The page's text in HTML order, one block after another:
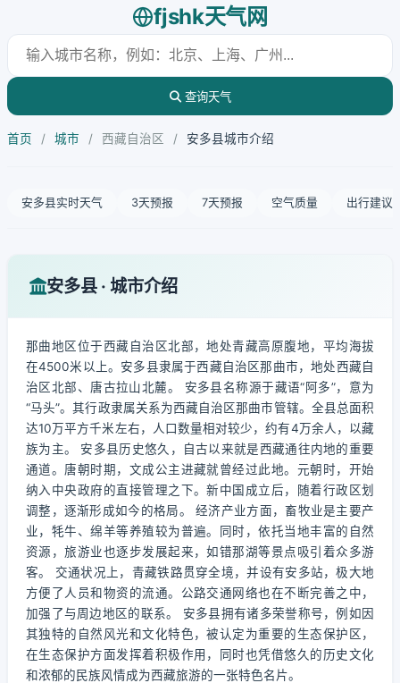
fjshk天气网
查询天气
首页 / 城市 / 西藏自治区 / 安多县城市介绍
安多县实时天气 3天预报 7天预报 空气质量 出行建议
安多县 · 城市介绍
那曲地区位于西藏自治区北部，地处青藏高原腹地，平均海拔
在4500米以上。安多县隶属于西藏自治区那曲市，地处西藏自
治区北部、唐古拉山北麓。 安多县名称源于藏语“阿多”，意为
“马头”。其行政隶属关系为西藏自治区那曲市管辖。全县总面积
达10万平方千米左右，人口数量相对较少，约有4万余人，以藏
族为主。 安多县历史悠久，自古以来就是西藏通往内地的重要
通道。唐朝时期，文成公主进藏就曾经过此地。元朝时，开始
纳入中央政府的直接管理之下。新中国成立后，随着行政区划
调整，逐渐形成如今的格局。 经济产业方面，畜牧业是主要产
业，牦牛、绵羊等养殖较为普遍。同时，依托当地丰富的自然
资源，旅游业也逐步发展起来，如错那湖等景点吸引着众多游
客。 交通状况上，青藏铁路贯穿全境，并设有安多站，极大地
方便了人员和物资的流通。公路交通网络也在不断完善之中，
加强了与周边地区的联系。 安多县拥有诸多荣誉称号，例如因
其独特的自然风光和文化特色，被认定为重要的生态保护区，
在生态保护方面发挥着积极作用，同时也凭借悠久的历史文化
和浓郁的民族风情成为西藏旅游的一张特色名片。